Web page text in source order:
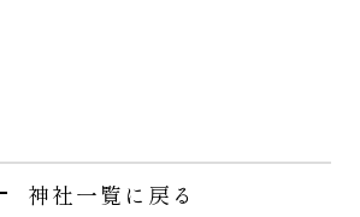
神社一覧に戻る